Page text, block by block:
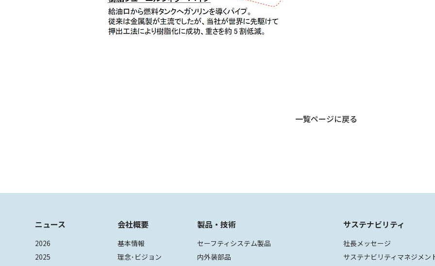
一覧ページに戻る
ニュース
2026
2025
会社概要
基本情報
理念･ビジョン
製品・技術
セーフティシステム製品
内外装部品
サステナビリティ
社長メッセージ
サステナビリティマネジメン